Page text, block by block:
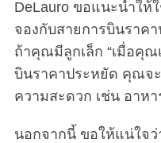
DeLauro ขอแนะนำใ
จองกับสายการบินราค
ถ้าคุณมีลูกเล็ก “เมื่อคุณ
บินราคาประหยัด คุณจะ
ความสะดวก เช่น อาห
นอกจากนี้ ขอให้แน่ใจ